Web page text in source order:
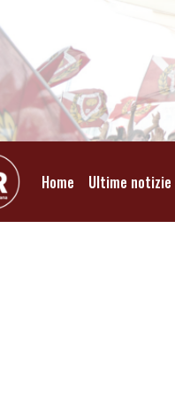
Home Ultime notizie